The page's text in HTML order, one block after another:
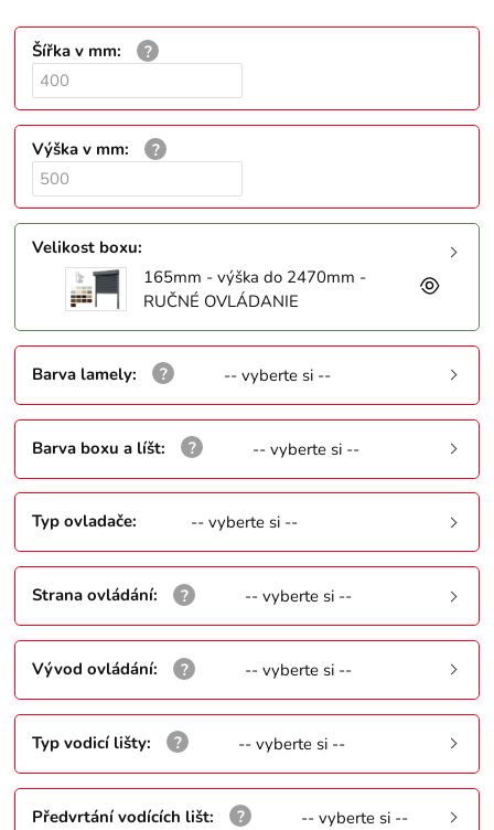
Šířka v mm:
Výška v mm:
Velikost boxu:
165mm - výška do 2470mm -
RUČNÉ OVLÁDANIE
Barva lamely: -- vyberte si --
Barva boxu a líšt: -- vyberte si --
Typ ovladače: -- vyberte si --
Strana ovládání: -- vyberte si --
Vývod ovládání: -- vyberte si --
Typ vodicí lišty: -- vyberte si --
Předvrtání vodících lišt: -- vyberte si --